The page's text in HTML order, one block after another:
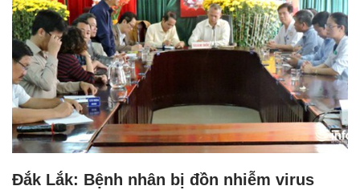
Đắk Lắk: Bệnh nhân bị đồn nhiễm virus